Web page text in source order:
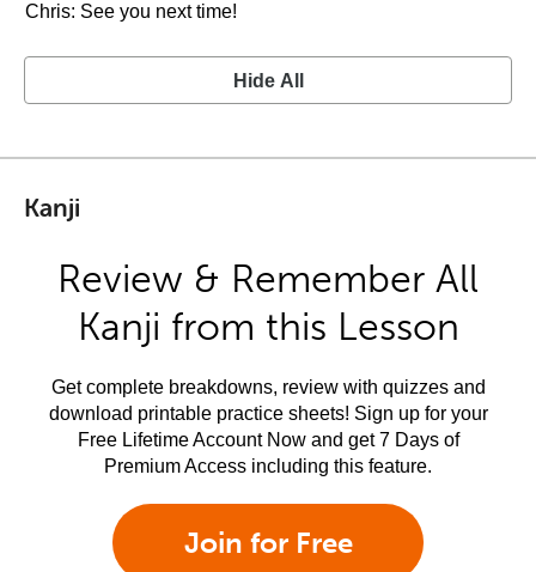
Chris: See you next time!
Hide All
Kanji
Review & Remember All
Kanji from this Lesson
Get complete breakdowns, review with quizzes and
download printable practice sheets! Sign up for your
Free Lifetime Account Now and get 7 Days of
Premium Access including this feature.
Join for Free